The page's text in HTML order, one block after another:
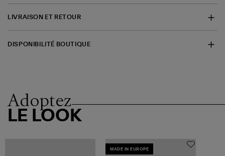
LIVRAISON ET RETOUR
DISPONIBILITÉ BOUTIQUE
Adoptez
LE LOOK
MADE IN EUROPE